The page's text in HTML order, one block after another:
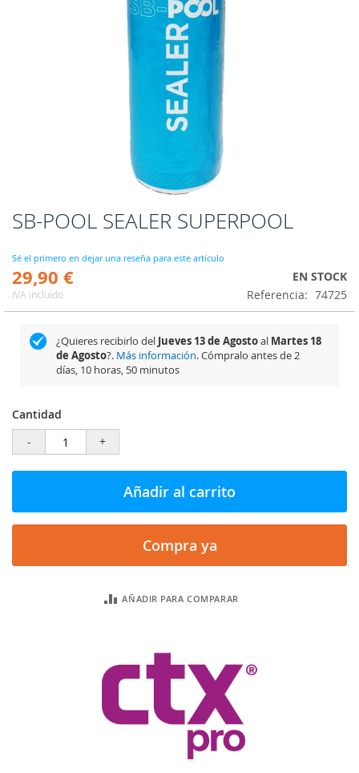
SB-POOL SEALER SUPERPOOL
Sé el primero en dejar una reseña para este artículo
29,90 €
IVA incluido
EN STOCK
Referencia
74725
¿Quieres recibirlo del Jueves 13 de Agostoal Martes 18
de Agosto?. Más información. Cómpralo antes de2
días, 10 horas, 50 minutos
Cantidad
-
+
Añadir al carrito
Compra ya
AÑADIR PARA COMPARAR
Saltar
al
de
la
galería
de
imágenes